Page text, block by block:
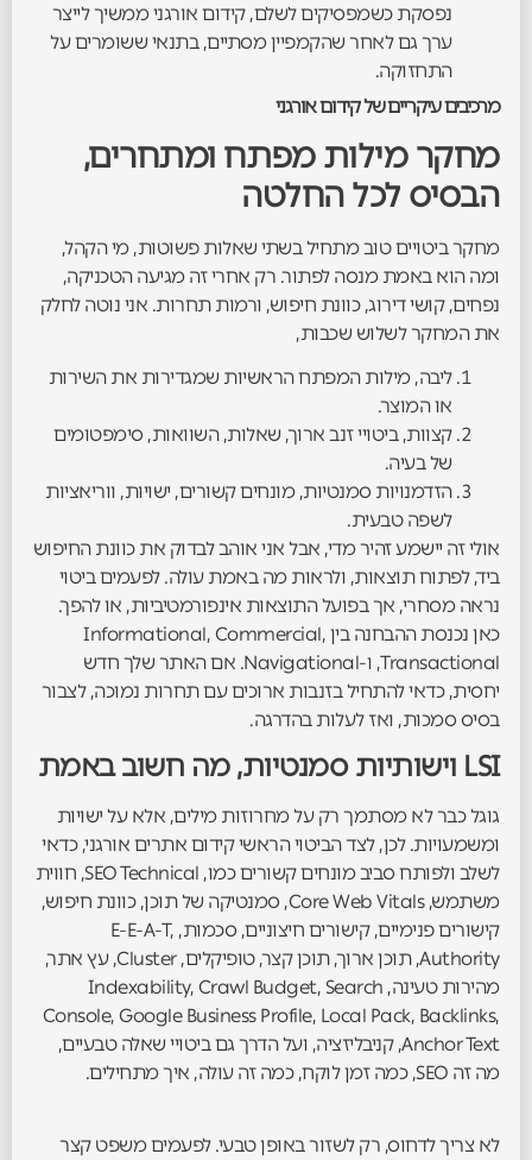
נפסקת כשמפסיקים לשלם, קידום אורגני ממשיך לייצר
ערך גם לאחר שהקמפיין מסתיים, בתנאי ששומרים על
התחזוקה.
מרכיבים עיקריים של קידום אורגני
מחקר מילות מפתח ומתחרים,
הבסיס לכל החלטה
מחקר ביטויים טוב מתחיל בשתי שאלות פשוטות, מי הקהל,
ומה הוא באמת מנסה לפתור. רק אחרי זה מגיעה הטכניקה,
נפחים, קושי דירוג, כוונת חיפוש, ורמות תחרות. אני נוטה לחלק
את המחקר לשלוש שכבות,
ליבה, מילות המפתח הראשיות שמגדירות את השירות
או המוצר.
קצוות, ביטויי זנב ארוך, שאלות, השוואות, סימפטומים
של בעיה.
הזדמנויות סמנטיות, מונחים קשורים, ישויות, ווריאציות
לשפה טבעית.
אולי זה יישמע זהיר מדי, אבל אני אוהב לבדוק את כוונת החיפוש
ביד, לפתוח תוצאות, ולראות מה באמת עולה. לפעמים ביטוי
נראה מסחרי, אך בפועל התוצאות אינפורמטיביות, או להפך.
כאן נכנסת ההבחנה בין Informational, Commercial,
Transactional, ו-Navigational. אם האתר שלך חדש
יחסית, כדאי להתחיל בזנבות ארוכים עם תחרות נמוכה, לצבור
בסיס סמכות, ואז לעלות בהדרגה.
LSI וישותיות סמנטיות, מה חשוב באמת
גוגל כבר לא מסתמך רק על מחרוזות מילים, אלא על ישויות
ומשמעויות. לכן, לצד הביטוי הראשי קידום אתרים אורגני, כדאי
לשלב ולפותח סביב מונחים קשורים כמו, SEO Technical, חווית
משתמש, Core Web Vitals, סמנטיקה של תוכן, כוונת חיפוש,
קישורים פנימיים, קישורים חיצוניים, סכמות, E-E-A-T,
Authority, תוכן ארוך, תוכן קצר, טופיקלים, Cluster, עץ אתר,
מהירות טעינה, Indexability, Crawl Budget, Search
Console, Google Business Profile, Local Pack, Backlinks,
Anchor Text, קניבליזציה, ועל הדרך גם ביטויי שאלה טבעיים,
מה זה SEO, כמה זמן לוקח, כמה זה עולה, איך מתחילים.
לא צריך לדחוס, רק לשזור באופן טבעי. לפעמים משפט קצר